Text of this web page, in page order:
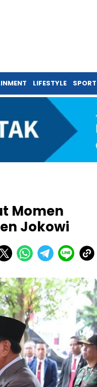
LIFESTYLE SPORT
Momen
Jokowi